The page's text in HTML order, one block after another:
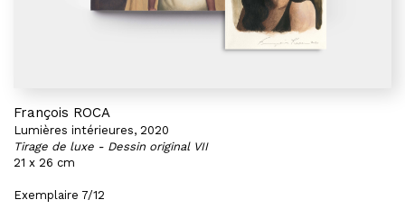
François ROCA
Lumières intérieures, 2020
Tirage de luxe - Dessin original VII
21 x 26 cm
Exemplaire 7/12